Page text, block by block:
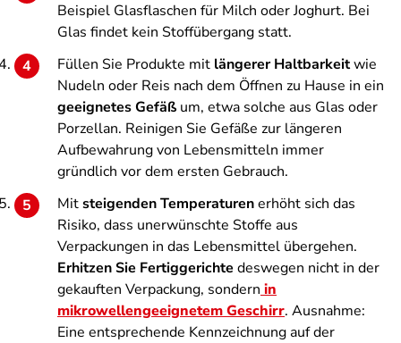
Beispiel Glasflaschen für Milch oder Joghurt. Bei
Glas findet kein Stoffübergang statt.
Füllen Sie Produkte mit längerer Haltbarkeitwie
Nudeln oder Reis nach dem Öffnen zu Hause in ein
geeignetes Gefäß um, etwa solche aus Glas oder
Porzellan. Reinigen Sie Gefäße zur längeren
Aufbewahrung von Lebensmitteln immer
gründlich vor dem ersten Gebrauch.
Mitsteigenden Temperaturenerhöht sich das
Risiko, dass unerwünschte Stoffe aus
Verpackungen in das Lebensmittel übergehen.
Erhitzen Sie Fertiggerichte deswegen nicht in der
gekauften Verpackung, sondern in
mikrowellengeeignetem Geschirr. Ausnahme:
Eine entsprechende Kennzeichnung auf der